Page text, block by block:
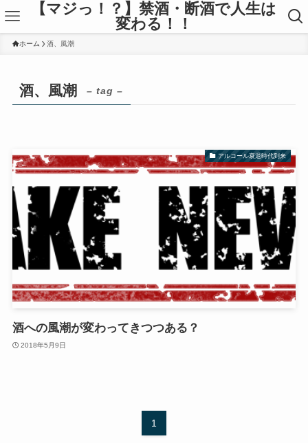
【マジっ！？】禁酒・断酒で人生は
変わる！！
ホーム 酒、風潮
酒、風潮 – tag –
アルコール衰退時代到来
酒への風潮が変わってきつつある？
2018年5月9日
1